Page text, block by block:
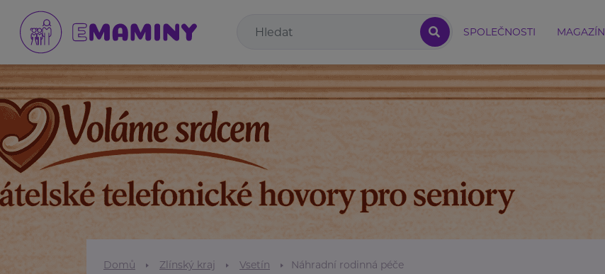
SPOLEČNOSTI MAGAZÍN
Domů Zlínský kraj Vsetín Náhradní rodinná péče